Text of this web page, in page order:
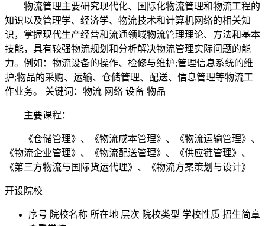
物流管理主要研究现代化、国际化物流管理和物流工程的
知识以及管理学、经济学、物流技术和计算机网络的相关知
识，掌握现代生产经营和流通领域物流管理理论、方法和基本
技能，具有较强物流规划和分析解决物流管理实际问题的能
力。例如：物流设备的操作、检修与维护;管理信息系统的维
护;物品的采购、运输、仓储管理、配送、信息管理等物流工
作业务。 关键词：物流 网络 设备 物品
主要课程：
《仓储管理》、《物流成本管理》、《物流运输管理》、
《物流企业管理》、《物流配送管理》、《供应链管理》、
《第三方物流与国际货运代理》、《物流方案策划与设计》
开设院校
序号 院校名称 所在地 层次 院校类型 学校性质 招生简章